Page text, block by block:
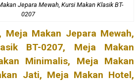
Jepara Mewah, Kursi Makan Klasik BT-
0207
Meja Makan Jepara Mewah,
BT-0207, Meja Makan
Minimalis, Meja Makan
Jati, Meja Makan Hotel,